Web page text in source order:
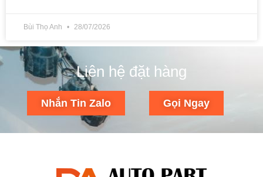
Bùi Thọ Anh 28/07/2026
Liên hệ đặt hàng
Nhắn Tin Zalo Gọi Ngay